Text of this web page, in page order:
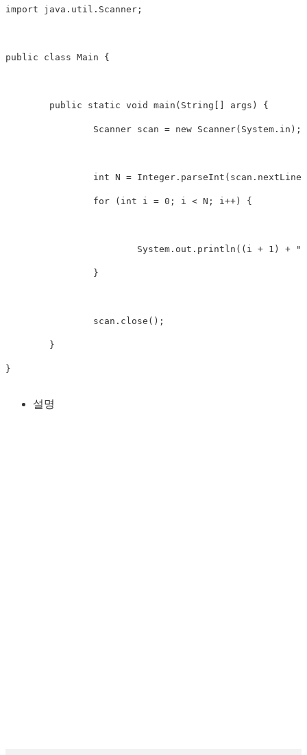
import java . util . Scanner ;
public class Main {
public static void main ( String args ) {
Scanner scan = new Scanner( System . in ) ;
int N = Integer . parseInt ( scan . nextLine
for ( int i = 0 ; i < N ; i++ ) {
System . out . println ( ( i + 1 ) +
}
		scan
. close ( ) ;
}
}
설명